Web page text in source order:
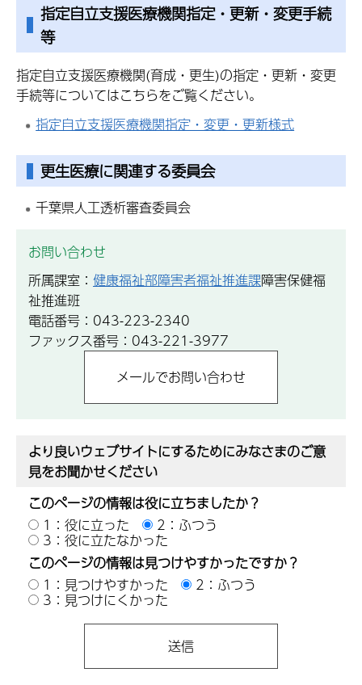
指定自立支援医療機関指定・更新・変更手続
等
指定自立支援医療機関(育成・更生)の指定・更新・変更
手続等についてはこちらをご覧ください。
指定自立支援医療機関指定・変更・更新様式
更生医療に関連する委員会
千葉県人工透析審査委員会
お問い合わせ
所属課室： 健康福祉部障害者福祉推進課障害保健福
祉推進班
電話番号：043-223-2340
ファックス番号：043-221-3977
より良いウェブサイトにするためにみなさまのご意
見をお聞かせください
このページの情報は役に立ちましたか？
1：役に立った
2：ふつう
3：役に立たなかった
このページの情報は見つけやすかったですか？
1：見つけやすかった
2：ふつう
3：見つけにくかった